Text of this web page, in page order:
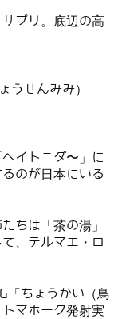
サプリ。底辺の高
せんみみ）
イトニダ〜」に
のが日本にいる
ちは「茶の湯」
、テルマエ・ロ
「ちょうかい（鳥
マホーク発射実